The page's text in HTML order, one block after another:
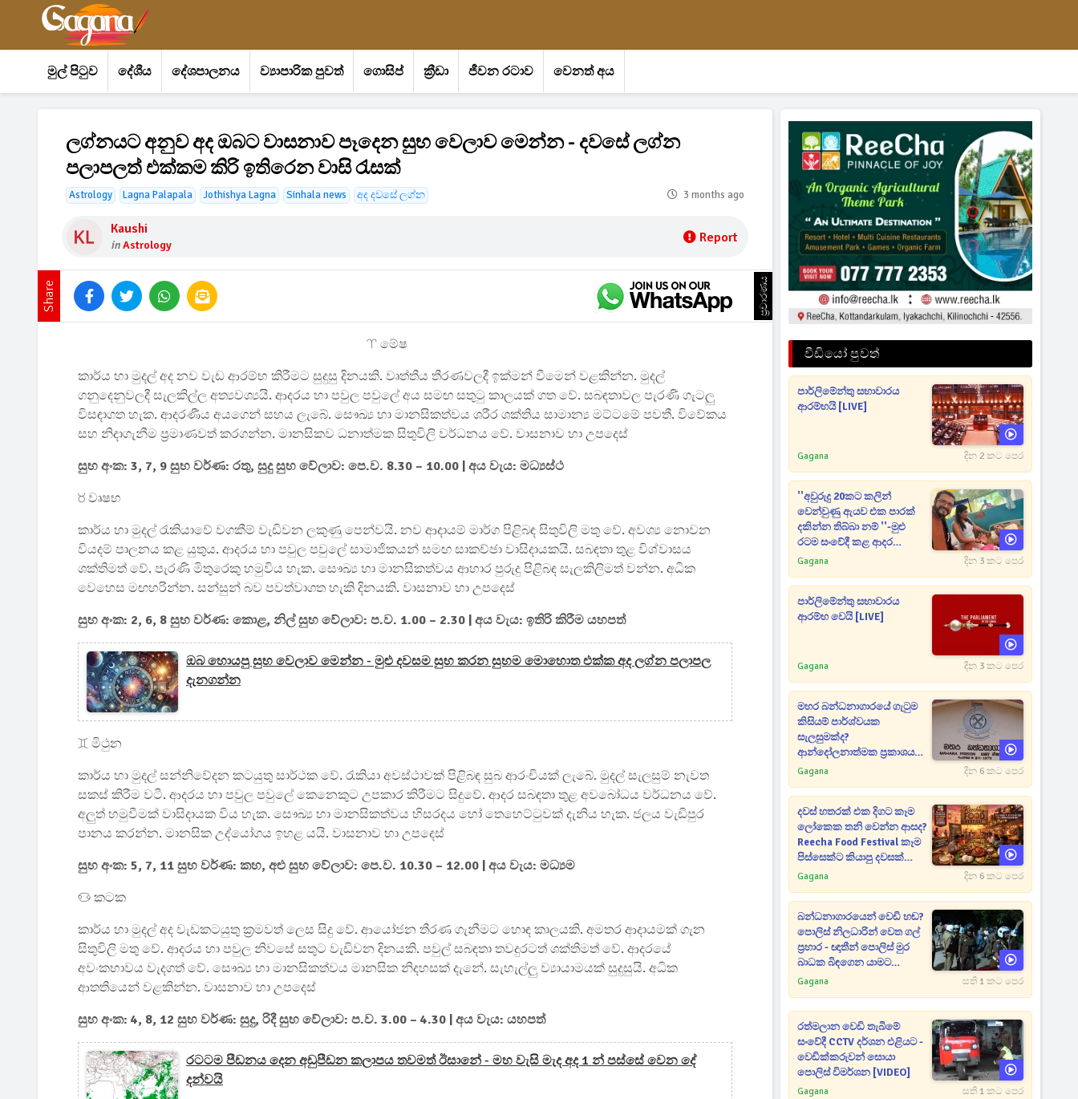
මුල් පිටුව දේශීය දේශපාලනය ව්‍යාපාරික පුවත් ගොසිප් ක්‍රීඩා ජීවන රටාව වෙනත් අය
ලග්නයට අනුව අද ඔබට වාසනාව පෑදෙන සුභ වෙලාව මෙන්න - දවසේ ලග්න
පලාපලත් එක්කම කිරි ඉතිරෙන වාසි රැසක්
Astrology Lagna Palapala Jothishya Lagna Sinhala news අද දවසේ ලග්න 3 months ago
Kaushi
inAstrology Report
Share ප්‍රචාරණය
♈ මේෂ
කාර්ය හා මුදල් අද නව වැඩ ආරම්භ කිරීමට සුදුසු දිනයකි. වෘත්තීය තීරණවලදී ඉක්මන් වීමෙන් වළකින්න. මුදල්
ගනුදෙනුවලදී සැලකිල්ල අත්‍යවශ්‍යයි. ආදරය හා පවුල පවුලේ අය සමඟ සතුටු කාලයක් ගත වේ. සබඳතාවල පැරණි ගැටලු
විසඳාගත හැක. ආදරණීය අයගෙන් සහය ලැබේ. සෞඛ්‍ය හා මානසිකත්වය ශරීර ශක්තිය සාමාන්‍ය මට්ටමේ පවතී. විවේකය
සහ නිදාගැනීම ප්‍රමාණවත් කරගන්න. මානසිකව ධනාත්මක සිතුවිලි වර්ධනය වේ. වාසනාව හා උපදෙස්
සුභ අංක: 3, 7, 9 සුභ වර්ණ: රතු, සුදු සුභ වේලාව: පෙ.ව. 8.30 – 10.00 | අය වැය: මධ්‍යස්ථ
♉ වෘෂභ
කාර්ය හා මුදල් රැකියාවේ වගකීම් වැඩිවන ලකුණු පෙන්වයි. නව ආදායම් මාර්ග පිළිබඳ සිතුවිලි මතු වේ. අවශ්‍ය නොවන
වියදම් පාලනය කළ යුතුය. ආදරය හා පවුල පවුලේ සාමාජිකයන් සමඟ සාකච්ඡා වාසිදායකයි. සබඳතා තුළ විශ්වාසය
ශක්තිමත් වේ. පැරණි මිතුරෙකු හමුවිය හැක. සෞඛ්‍ය හා මානසිකත්වය ආහාර පුරුදු පිළිබඳ සැලකිලිමත් වන්න. අධික
වෙහෙස මඟහරින්න. සන්සුන් බව පවත්වාගත හැකි දිනයකි. වාසනාව හා උපදෙස්
සුභ අංක: 2, 6, 8 සුභ වර්ණ: කොළ, නිල් සුභ වේලාව: ප.ව. 1.00 – 2.30 | අය වැය: ඉතිරි කිරීම යහපත්
ඔබ හොයපු සුභ වෙලාව මෙන්න - මුළු දවසම සුභ කරන සුභම මොහොත එක්ක අද ලග්න පලාපල
දැනගන්න
♊ මිථුන
කාර්ය හා මුදල් සන්නිවේදන කටයුතු සාර්ථක වේ. රැකියා අවස්ථාවක් පිළිබඳ සුබ ආරංචියක් ලැබේ. මුදල් සැලසුම් නැවත
සකස් කිරීම වටී. ආදරය හා පවුල පවුලේ කෙනෙකුට උපකාර කිරීමට සිදුවේ. ආදර සබඳතා තුළ අවබෝධය වර්ධනය වේ.
අලුත් හමුවීමක් වාසිදායක විය හැක. සෞඛ්‍ය හා මානසිකත්වය හිසරදය හෝ තෙහෙට්ටුවක් දැනිය හැක. ජලය වැඩිපුර
පානය කරන්න. මානසික උද්යෝගය ඉහළ යයි. වාසනාව හා උපදෙස්
සුභ අංක: 5, 7, 11 සුභ වර්ණ: කහ, අළු සුභ වේලාව: පෙ.ව. 10.30 – 12.00 | අය වැය: මධ්‍යම
♋ කටක
කාර්ය හා මුදල් අද වැඩකටයුතු ක්‍රමවත් ලෙස සිදු වේ. ආයෝජන තීරණ ගැනීමට හොඳ කාලයකි. අමතර ආදායමක් ගැන
සිතුවිලි මතු වේ. ආදරය හා පවුල නිවසේ සතුට වැඩිවන දිනයකි. පවුල් සබඳතා තවදුරටත් ශක්තිමත් වේ. ආදරයේ
අවංකභාවය වැදගත් වේ. සෞඛ්‍ය හා මානසිකත්වය මානසික නිදහසක් දැනේ. සැහැල්ලු ව්‍යායාමයක් සුදුසුයි. අධික
ආතතියෙන් වළකින්න. වාසනාව හා උපදෙස්
සුභ අංක: 4, 8, 12 සුභ වර්ණ: සුදු, රිදී සුභ වේලාව: ප.ව. 3.00 – 4.30 | අය වැය: යහපත්
රටටම පීඩනය දෙන අඩුපීඩන කලාපය තවමත් ඊසානේ - මහ වැසි මැද අද 1 න් පස්සේ වෙන දේ
දන්වයි
වීඩියෝ පුවත්
පාර්ලිමේන්තු සභාවාරය
ආරම්භයි [LIVE]
Gagana දින 2 කට පෙර
''අවුරුදු 20කට කලින්
වෙන්වුණු ඇයව එක පාරක්
දකින්න තිබ්බා නම් ''-මුළු
රටම සංවේදී කළ ආදර
අමරණීය මතකය
Gagana දින 3 කට පෙර
පාර්ලිමේන්තු සභාවාරය
ආරම්භ වෙයි [LIVE]
Gagana දින 3 කට පෙර
මහර බන්ධනාගාරයේ ගැටුම
කිසියම් පාර්ශ්වයක
සැලසුමක්ද?
ආන්දෝලනාත්මක ප්‍රකාශයක්
එළියට [VIDEO]
Gagana දින 6 කට පෙර
දවස් හතරක් එක දිගට කෑම
ලෝකෙක තනි වෙන්න ආසද?
Reecha Food Festival කෑම
පිස්සෙක්ට කියාපු දවසක්
මෙන්න
Gagana දින 6 කට පෙර
බන්ධනාගාරයෙන් වෙඩි හඬ?
පොලිස් නිලධාරින් වෙත ගල්
ප්‍රහාර - ඥාතීන් පොලිස් මුර
බාධක බිඳගෙන යාමට
උත්සාහයක [VIDEO]
Gagana සති 1 කට පෙර
රත්මලාන වෙඩි තැබීමේ
සංවේදී CCTV දර්ශන එළියට -
වෙඩික්කරුවන් සොයා
පොලිස් විමර්ශන [VIDEO]
Gagana සති 1 කට පෙර